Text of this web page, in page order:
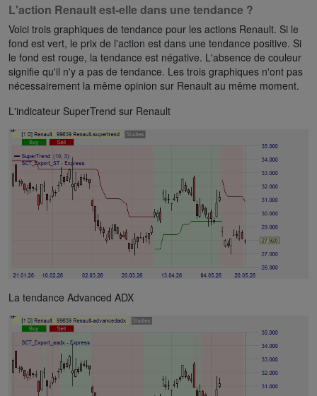
L'action Renault est-elle dans une tendance ?
Voici trois graphiques de tendance pour les actions Renault. Si le
fond est vert, le prix de l'action est dans une tendance positive. Si
le fond est rouge, la tendance est négative. L'absence de couleur
signifie qu'il n'y a pas de tendance. Les trois graphiques n'ont pas
nécessairement la même opinion sur Renault au même moment.
L'indicateur SuperTrend sur Renault
La tendance Advanced ADX